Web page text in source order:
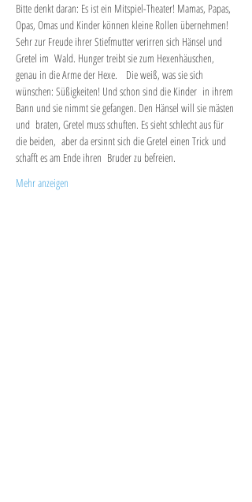
Bitte denkt daran: Es ist ein Mitspiel-Theater! Mamas, Papas,
Opas, Omas und Kinder können kleine Rollen übernehmen!
Sehr zur Freude ihrer Stiefmutter verirren sich Hänsel und
Gretel im  Wald. Hunger treibt sie zum Hexenhäuschen,
genau in die Arme der Hexe.   Die weiß, was sie sich
wünschen: Süßigkeiten! Und schon sind die Kinder  in ihrem
Bann und sie nimmt sie gefangen. Den Hänsel will sie mästen
und  braten, Gretel muss schuften. Es sieht schlecht aus für
die beiden,  aber da ersinnt sich die Gretel einen Trick und
schafft es am Ende ihren  Bruder zu befreien.
Mehr anzeigen